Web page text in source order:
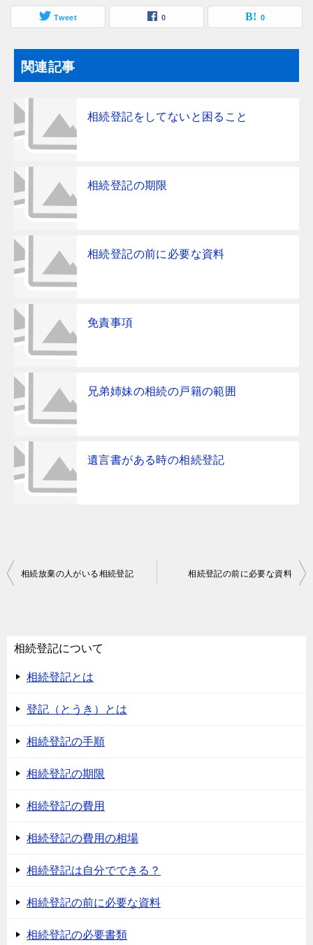
Tweet 0 0
関連記事
相続登記をしてないと困ること
相続登記の期限
相続登記の前に必要な資料
免責事項
兄弟姉妹の相続の戸籍の範囲
遺言書がある時の相続登記
投
ー
シ
相続放棄の人がいる相続登記 相続登記の前に必要な資料
相続登記について
相続登記とは
登記（とうき）とは
相続登記の手順
相続登記の期限
相続登記の費用
相続登記の費用の相場
相続登記は自分でできる？
相続登記の前に必要な資料
相続登記の必要書類